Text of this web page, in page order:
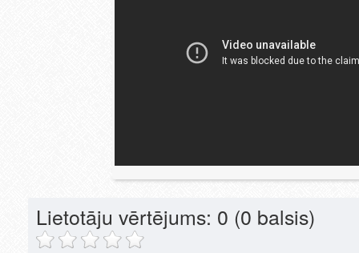
Lietotāju vērtējums: 0 (0 balsis)